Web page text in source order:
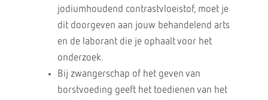
jodiumhoudend contrastvloeistof, moet je
dit doorgeven aan jouw behandelend arts
en de laborant die je ophaalt voor het
onderzoek.
Bij zwangerschap of het geven van
borstvoeding geeft het toedienen van het